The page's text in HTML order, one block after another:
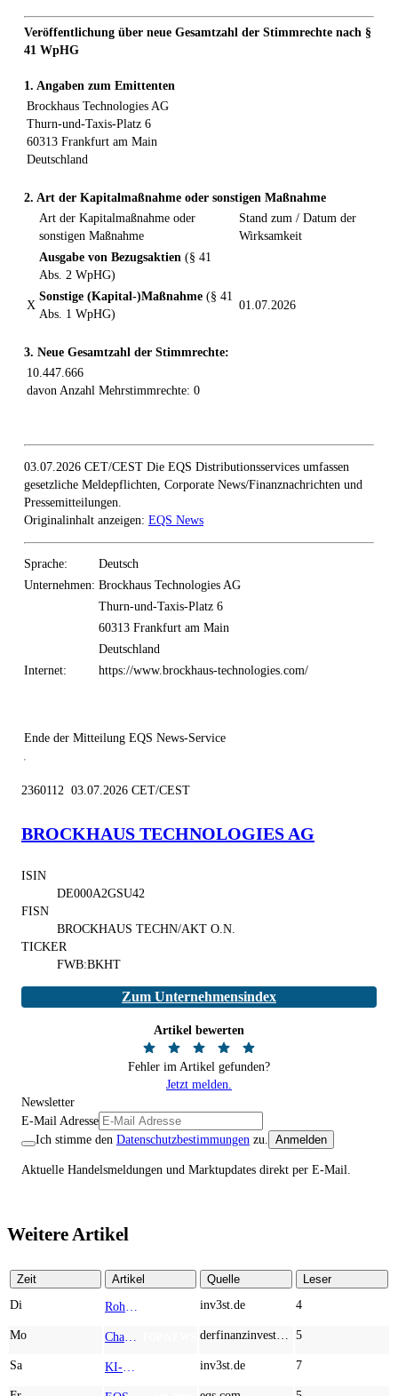
Veröffentlichung über neue Gesamtzahl der Stimmrechte nach §
41 WpHG
1. Angaben zum Emittenten
Brockhaus Technologies AG
Thurn-und-Taxis-Platz 6
60313 Frankfurt am Main
Deutschland
2. Art der Kapitalmaßnahme oder sonstigen Maßnahme
Art der Kapitalmaßnahme oder
sonstigen Maßnahme
Stand zum / Datum der
Wirksamkeit
Ausgabe von Bezugsaktien (§ 41
Abs. 2 WpHG)
X
Sonstige (Kapital-)Maßnahme (§ 41
Abs. 1 WpHG)
01.07.2026
3. Neue Gesamtzahl der Stimmrechte:
10.447.666
davon Anzahl Mehrstimmrechte: 0
03.07.2026 CET/CEST Die EQS Distributionsservices umfassen
gesetzliche Meldepflichten, Corporate News/Finanznachrichten und
Pressemitteilungen.
Originalinhalt anzeigen: EQS News
Sprache:
Deutsch
Unternehmen: Brockhaus Technologies AG
Thurn-und-Taxis-Platz 6
60313 Frankfurt am Main
Deutschland
Internet:
https://www.brockhaus-technologies.com/
Ende der Mitteilung EQS News-Service
2360112 03.07.2026 CET/CEST
BROCKHAUS TECHNOLOGIES AG
ISIN
DE000A2GSU42
FISN
BROCKHAUS TECHN/AKT O.N.
TICKER
FWB:BKHT
Zum Unternehmensindex
Artikel bewerten
Fehler im Artikel gefunden?
Jetzt melden.
Newsletter
E-Mail Adresse
Ich stimme den Datenschutzbestimmungen zu. Anmelden
Aktuelle Handelsmeldungen und Marktupdates direkt per E-Mail.
Weitere Artikel
Zeit Artikel Quelle
Leser
Di
inv3st.de 4
Mo 5
Sa inv3st.de 7